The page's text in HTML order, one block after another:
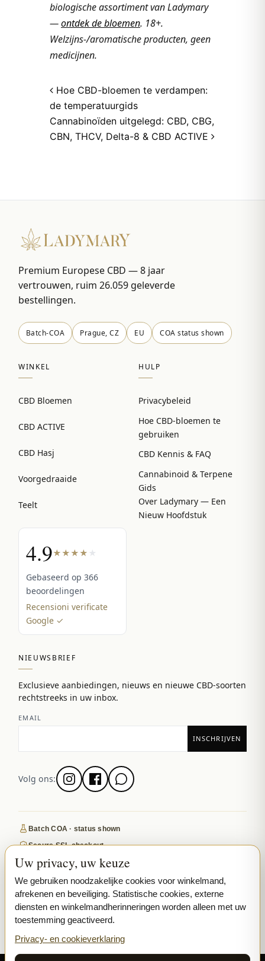
biologische assortiment van Ladymary
—ontdek de bloemen. 18+.
Welzijns-/aromatische producten, geen
medicijnen.
Post navigation
Hoe CBD-bloemen te verdampen:
de temperatuurgids
Cannabinoïden uitgelegd: CBD, CBG,
CBN, THCV, Delta-8 & CBD ACTIVE
Premium Europese CBD — 8 jaar
vertrouwen, ruim 26.059 geleverde
bestellingen.
Batch-COA Prague, CZ EU COA status shown
WINKEL
CBD Bloemen
CBD ACTIVE
CBD Hasj
Voorgedraaide
Teelt
4.9★★★★ ★
Gebaseerd op 366
beoordelingen
Recensioni verificate
Google ✓
HULP
Privacybeleid
Hoe CBD-bloemen te
gebruiken
CBD Kennis & FAQ
Cannabinoid & Terpene
Gids
Over Ladymary — Een
Nieuw Hoofdstuk
NIEUWSBRIEF
Exclusieve aanbiedingen, nieuws en nieuwe CBD-soorten
rechtstreeks in uw inbox.
EMAIL
Volg ons:
Batch COA · status shown
Secure SSL checkout
Discreet, tracked EU delivery
Premium indoor · COA where published
Google-reviewed
SECURE PAYMENTS
₿ BITCOIN
Uw privacy, uw keuze
We gebruiken noodzakelijke cookies voor winkelmand,
afrekenen en beveiliging. Statistische cookies, externe
diensten en winkelmandherinneringen worden alleen met uw
toestemming geactiveerd.
Privacy- en cookieverklaring